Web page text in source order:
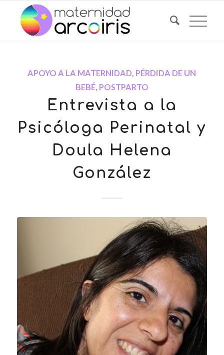
APOYO A LA MATERNIDAD, PÉRDIDA DE UN
BEBÉ, POSTPARTO
Entrevista a la
Psicóloga Perinatal y
Doula Helena
González